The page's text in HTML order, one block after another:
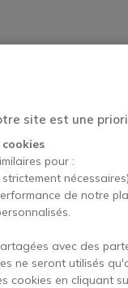
site est une
pour :
de notre
avec des
ne seront utilisés
cookies en cliquant